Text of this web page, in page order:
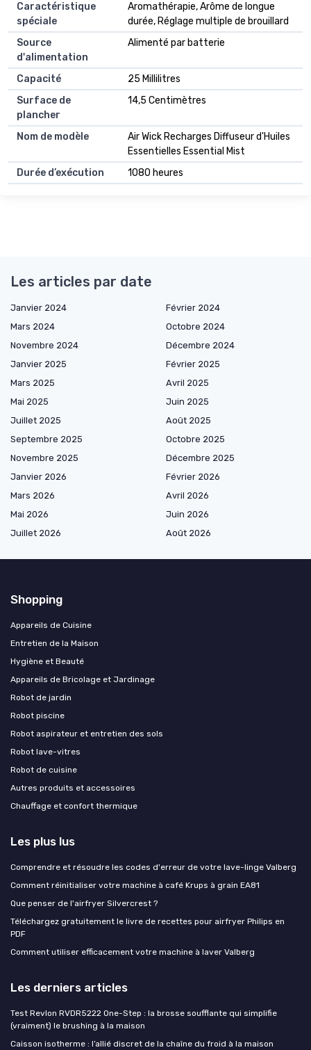
Caractéristique
spéciale
Aromathérapie, Arôme de longue
durée, Réglage multiple de brouillard
Source
d'alimentation
Alimenté par batterie
Capacité
25 Millilitres
Surface de
plancher
14,5 Centimètres
Nom de modèle
Air Wick Recharges Diffuseur d'Huiles
Essentielles Essential Mist
Durée d’exécution
1080 heures
Les articles par date
Janvier 2024
Février 2024
Mars 2024
Octobre 2024
Novembre 2024
Décembre 2024
Janvier 2025
Février 2025
Mars 2025
Avril 2025
Mai 2025
Juin 2025
Juillet 2025
Août 2025
Septembre 2025
Octobre 2025
Novembre 2025
Décembre 2025
Janvier 2026
Février 2026
Mars 2026
Avril 2026
Mai 2026
Juin 2026
Juillet 2026
Août 2026
Shopping
Appareils de Cuisine
Entretien de la Maison
Hygiène et Beauté
Appareils de Bricolage et Jardinage
Robot de jardin
Robot piscine
Robot aspirateur et entretien des sols
Robot lave-vitres
Robot de cuisine
Autres produits et accessoires
Chauffage et confort thermique
Les plus lus
Comprendre et résoudre les codes d'erreur de votre lave-linge Valberg
Comment réinitialiser votre machine à café Krups à grain EA81
Que penser de l'airfryer Silvercrest ?
Téléchargez gratuitement le livre de recettes pour airfryer Philips en
PDF
Comment utiliser efficacement votre machine à laver Valberg
Les derniers articles
Test Revlon RVDR5222 One-Step : la brosse soufflante qui simplifie
(vraiment) le brushing à la maison
Caisson isotherme : l’allié discret de la chaîne du froid à la maison